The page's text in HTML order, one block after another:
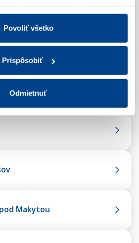
ktoré vás získali, keď ste
Viac informácií nájdete v Zásadách
Povoliť všetko
Prispôsobiť
Odmietnuť
Makytou